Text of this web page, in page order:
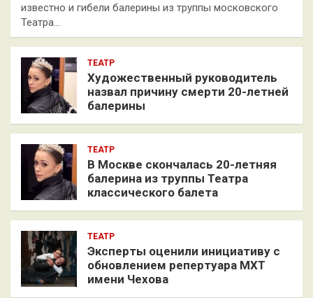
известно и гибели балерины из труппы московского
Театра…
ТЕАТР
Художественный руководитель
назвал причину смерти 20-летней
балерины
ТЕАТР
В Москве скончалась 20-летняя
балерина из труппы Театра
классического балета
ТЕАТР
Эксперты оценили инициативу с
обновлением репертуара МХТ
имени Чехова